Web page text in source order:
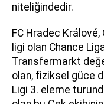
niteliğindedir.
FC Hradec
ligi olan Chance
Transfermarkt
olan, fiziksel güce
Ligi 3. eleme